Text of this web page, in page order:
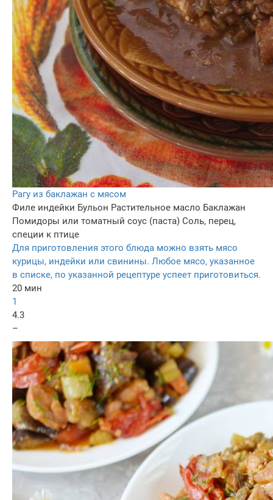
Рагу из баклажан с мясом
Филе индейки Бульон Растительное масло Баклажан
Помидоры или томатный соус (паста) Соль, перец,
специи к птице
Для приготовления этого блюда можно взять мясо
курицы, индейки или свинины. Любое мясо, указанное
в списке, по указанной рецептуре успеет приготовиться.
20 мин
1
4.3
–